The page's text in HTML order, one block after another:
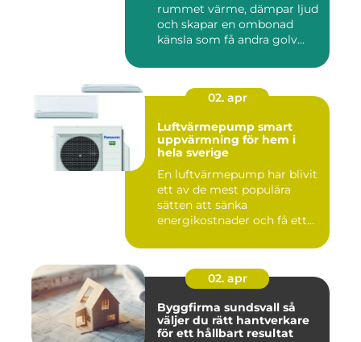
rummet värme, dämpar ljud
och skapar en ombonad
känsla som få andra golv
02. apr
Luftvärmepump smart
uppvärmning för hem i
hela sverige
En luftvärmepump har blivit
ett av de mest populära
sätten att sänka
energikostnader och få ett
02. apr
Byggfirma sundsvall så
väljer du rätt hantverkare
för ett hållbart resultat